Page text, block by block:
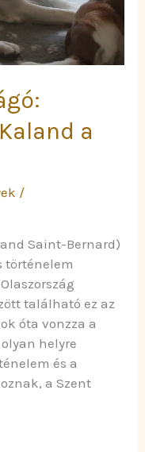
a
/
Saint-Bernard)
történelem
található ez az
óta vonzza a
helyre
és a
a Szent